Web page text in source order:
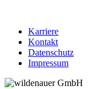
Karriere
Kontakt
Datenschutz
Impressum